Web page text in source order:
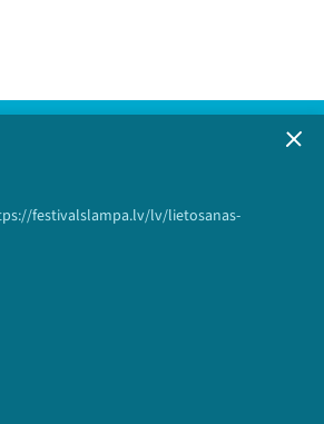
festivalslampa.lv/lv/lietosanas-
Pieteikties